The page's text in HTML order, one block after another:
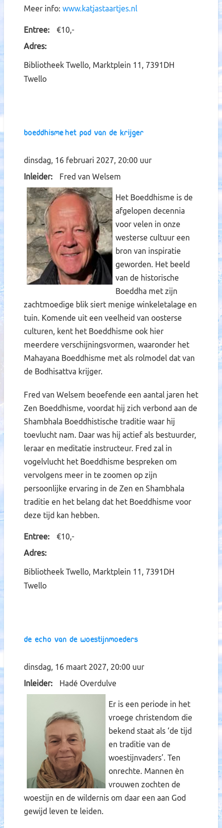
Meer info: www.katjastaartjes.nl
Entree
€10,-
Adres
Bibliotheek Twello, Marktplein 11, 7391DH
Twello
Boeddhisme, het pad van de krijger
dinsdag, 16 februari 2027, 20:00 uur
Inleider
Fred van Welsem
Het Boeddhisme is de
afgelopen decennia
voor velen in onze
westerse cultuur een
bron van inspiratie
geworden. Het beeld
van de historische
Boeddha met zijn
zachtmoedige blik siert menige winkeletalage en
tuin. Komende uit een veelheid van oosterse
culturen, kent het Boeddhisme ook hier
meerdere verschijningsvormen, waaronder het
Mahayana Boeddhisme met als rolmodel dat van
de Bodhisattva krijger.
Fred van Welsem beoefende een aantal jaren het
Zen Boeddhisme, voordat hij zich verbond aan de
Shambhala Boeddhistische traditie waar hij
toevlucht nam. Daar was hij actief als bestuurder,
leraar en meditatie instructeur. Fred zal in
vogelvlucht het Boeddhisme bespreken om
vervolgens meer in te zoomen op zijn
persoonlijke ervaring in de Zen en Shambhala
traditie en het belang dat het Boeddhisme voor
deze tijd kan hebben.
Entree
€10,-
Adres
Bibliotheek Twello, Marktplein 11, 7391DH
Twello
De echo van de woestijnmoeders
dinsdag, 16 maart 2027, 20:00 uur
Inleider
Hadé Overdulve
Er is een periode in het
vroege christendom die
bekend staat als ‘de tijd
en traditie van de
woestijnvaders’. Ten
onrechte. Mannen èn
vrouwen zochten de
woestijn en de wildernis om daar een aan God
gewijd leven te leiden.